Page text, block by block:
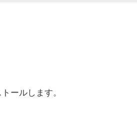
ールします。